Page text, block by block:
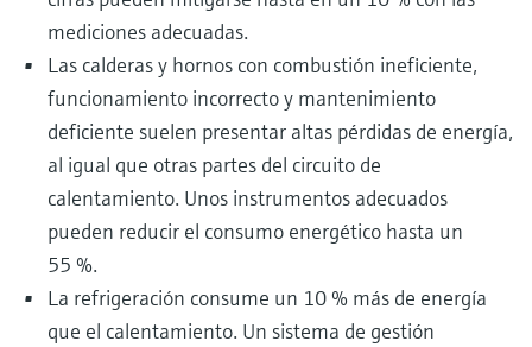
mediciones adecuadas.
Las calderas y hornos con combustión ineficiente,
funcionamiento incorrecto y mantenimiento
deficiente suelen presentar altas pérdidas de energía,
al igual que otras partes del circuito de
calentamiento. Unos instrumentos adecuados
pueden reducir el consumo energético hasta un
55 %.
La refrigeración consume un 10 % más de energía
que el calentamiento. Un sistema de gestión